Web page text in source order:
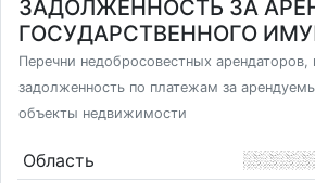
ЗАДОЛЖЕННОСТЬ ЗА
ГОСУДАРСТВЕННОГО
Перечни недобросовестных
задолженность по платежам за
объекты недвижимости
Область